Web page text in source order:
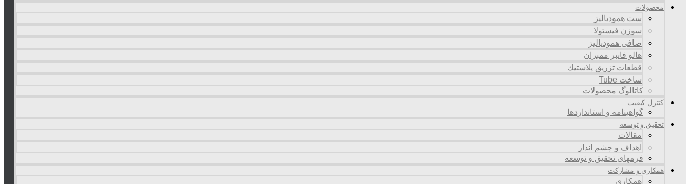
محصولات
ست همودیالیز
سوزن فیستولا
صافی همودیالیز
هالو فایبر ممبران
قطعات تزريق پلاستيك
ساخت Tube
کاتالوگ محصولات
کنترل کیفیت
گواهينامه و استانداردها
تحقيق و توسعه
مقالات
اهداف و چشم انداز
فرمهای تحقیق و توسعه
همکاری و مشارکت
همکاری